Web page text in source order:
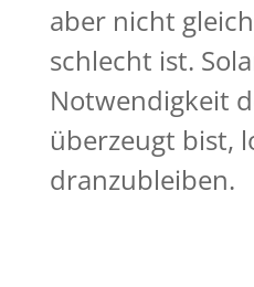
aber nicht
schlecht ist.
Notwendigkeit
überzeugt bist,
dranzubleiben.